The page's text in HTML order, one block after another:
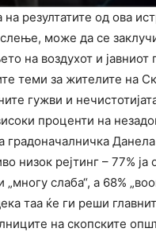
на резултатите од ова
може да се
на воздухот и јавниот
теми за жителите на
гужви и
проценти на
градоначалничка
низок рејтинг – 77% ја
„многу слаба“, а 68%
таа ќе ги реши
на скопските